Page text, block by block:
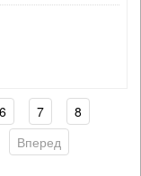
6 7
8
Вперед